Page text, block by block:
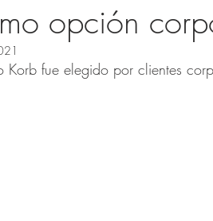
opción
Korb fue elegido por clientes